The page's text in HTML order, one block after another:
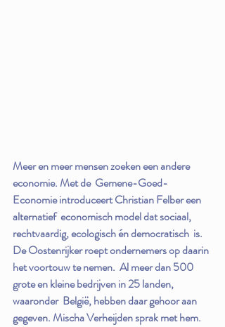
Meer en meer mensen zoeken een andere
economie. Met de  Gemene-Goed-
Economie introduceert Christian Felber een
alternatief  economisch model dat sociaal,
rechtvaardig, ecologisch én democratisch  is.
De Oostenrijker roept ondernemers op daarin
het voortouw te nemen.  Al meer dan 500
grote en kleine bedrijven in 25 landen,
waaronder  België, hebben daar gehoor aan
gegeven. Mischa Verheijden sprak met hem.